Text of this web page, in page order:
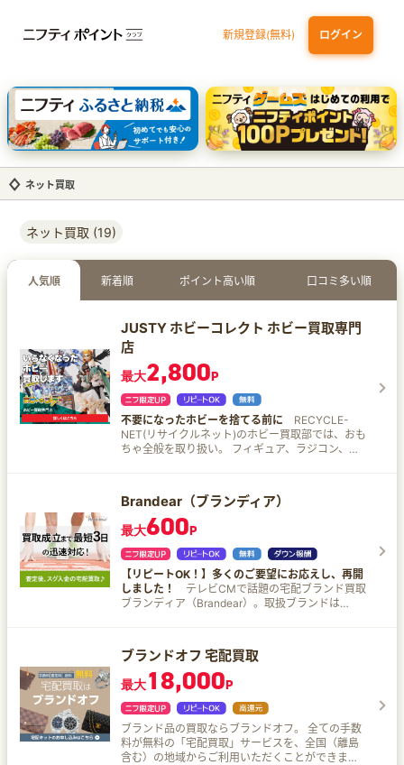
新規登録(無料) ログイン
エポスカード【最短1週間程度付与】
【親権者さまの代理申込専用】三井住友銀行Oliveお子さま用口座
三井住友カード（NL）
ネット買取
ネット買取 (19)
人気順 新着順 ポイント高い順 口コミ多い順
JUSTY ホビーコレクト ホビー買取専門
店
最大2,800P
不要になったホビーを捨てる前に RECYCLE-
NET(リサイクルネット)のホビー買取部では、おも
ちゃ全般を取り扱い。 フィギュア、ラジコン、ア
Brandear（ブランディア）
最大600P
【リピートOK！】多くのご要望にお応えし、再開
しました！
テレビCMで話題の宅配ブランド買取
ブランディア（Brandear）。取扱ブランドは
料、さらにキャンセル料も返送料まですべて無
料！ 家にいるだけ、空いた時間でブランド品を詰
めて、後は電話1本で集荷にお伺い！ 少々の汚れや
傷は仕様に問題なければ買取OK！ 他社では扱えな
い幅広い取扱ブランド！ あなたのクローゼットに
眠っているあのブランドも取扱があるかも？ まず
は検索してみてください！
ブランドオフ 宅配買取
最大18,000P
ブランド品の買取ならブランドオフ。 全ての手数
料が無料の「宅配買取」サービスを、全国（離島
含む）の地域からご利用いただくことができま